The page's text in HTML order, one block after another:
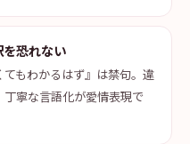
恐れない
てもわかるはず』は禁句。違
寧な言語化が愛情表現で